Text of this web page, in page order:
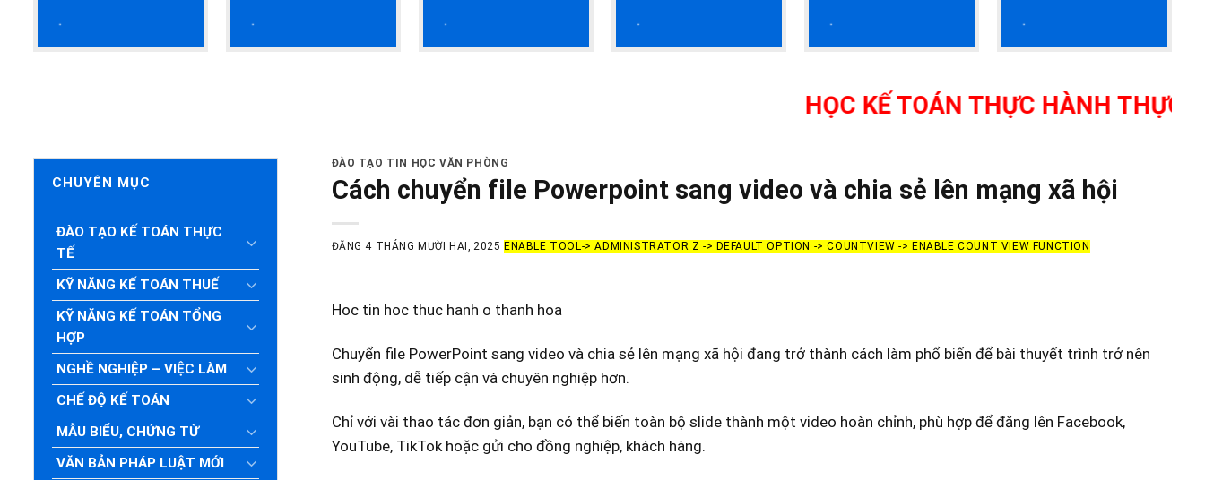
HỌC KẾ TOÁN THỰC HÀNH THỰC TẾ TẠI
CHUYÊN MỤC
ĐÀO TẠO KẾ TOÁN THỰC
TẾ
KỸ NĂNG KẾ TOÁN THUẾ
KỸ NĂNG KẾ TOÁN TỔNG
HỢP
NGHỀ NGHIỆP – VIỆC LÀM
CHẾ ĐỘ KẾ TOÁN
MẪU BIỂU, CHỨNG TỪ
VĂN BẢN PHÁP LUẬT MỚI
ĐÀO TẠO TIN HỌC VĂN PHÒNG
Cách chuyển file Powerpoint sang video và chia sẻ lên mạng xã hội
ĐĂNG 4 THÁNG MƯỜI HAI, 2025 ENABLE TOOL-> ADMINISTRATOR Z -> DEFAULT OPTION -> COUNTVIEW -> ENABLE COUNT VIEW FUNCTION
Hoc tin hoc thuc hanh o thanh hoa
Chuyển file PowerPoint sang video và chia sẻ lên mạng xã hội đang trở thành cách làm phổ biến để bài thuyết trình trở nên
sinh động, dễ tiếp cận và chuyên nghiệp hơn.
Chỉ với vài thao tác đơn giản, bạn có thể biến toàn bộ slide thành một video hoàn chỉnh, phù hợp để đăng lên Facebook,
YouTube, TikTok hoặc gửi cho đồng nghiệp, khách hàng.